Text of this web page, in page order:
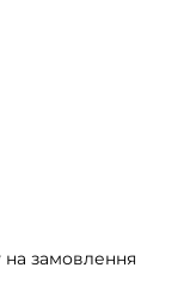
замовлення